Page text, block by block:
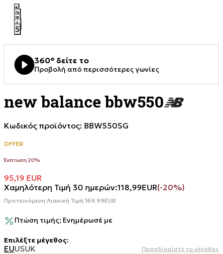
1
2
3
4
5
360° δείτε το
Προβολή από περισσότερες γωνίες
new balance bbw550
Κωδικός προϊόντος: BBW550SG
OFFER
Έκπτωση 20%
95,19 EUR
Χαμηλότερη Τιμή 30 ημερών:118,99EUR(-20%)
Προτεινόμενη Λιανική Τιμή:169,99EUR
Πτώση τιμής; Ενημέρωσέ με
Επιλέξτε μέγεθος:
EUUSUK Προσδιορίστε το μέγεθος